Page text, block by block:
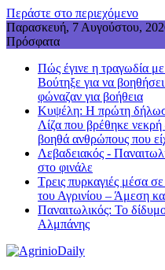
Περάστε στο περιεχόμενο
Παρασκευή, 7 Αυγούστου,
Πρόσφατα
Πώς έγινε η τραγωδία
Βούτηξε για να βοηθήσει
φώναζαν για βοήθεια
Κυψέλη: Η πρώτη δήλωση
Λίζα που βρέθηκε
βοηθά ανθρώπους που
Λεβαδειακός -
στο φινάλε
Τρεις πυρκαγιές μέσα
του Αγρινίου – Άμεση
Παναιτωλικός: Το
Αλμπάνης